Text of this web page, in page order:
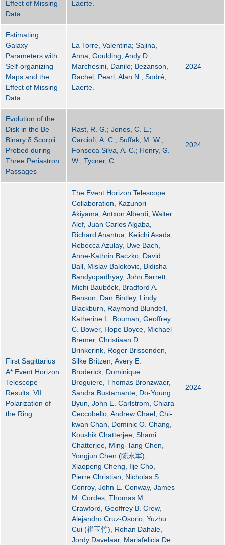
Effect of Missing
Data.
Laerte.
Estimating
Galaxy
Parameters with
Self-organizing
Maps and the
Effect of Missing
Data.
La Torre, Valentina; Sajina,
Anna; Goulding, Andy D.;
Marchesini, Danilo; Bezanson,
Rachel; Pearl, Alan N.; Sodré,
Laerte.
2024
Evolution of the
Disk in the Be
Binary δ Scorpii
Probed during
Three Periastron
Passages
Rast, R. G.; Jones, C. E.;
Carciofi, A. C.; Suffak, M. W.;
Fonseca Silva, A. C.; Henry, G.
W.; Tycner, C
2024
First Sagittarius
A* Event Horizon
Telescope
Results. VII.
Polarization of
the Ring
The Event Horizon Telescope
Collaboration, Kazunori
Akiyama, Antxon Alberdi, Walter
Alef, Juan Carlos Algaba,
Richard Anantua, Keiichi Asada,
Rebecca Azulay, Uwe Bach,
Anne-Kathrin Baczko, David
Ball, Mislav Balokovic, Bidisha
Bandyopadhyay, John Barrett,
Michi Bauböck, Bradford A.
Benson, Dan Bintley, Lindy
Blackburn, Raymond Blundell,
Katherine L. Bouman, Geoffrey
C. Bower, Hope Boyce, Michael
Bremer, Christiaan D.
Brinkerink, Roger Brissenden,
Silke Britzen, Avery E.
Broderick, Dominique
Broguiere, Thomas Bronzwaer,
Sandra Bustamante, Do-Young
Byun, John E. Carlstrom, Chiara
Ceccobello, Andrew Chael, Chi-
kwan Chan, Dominic O. Chang,
Koushik Chatterjee, Shami
Chatterjee, Ming-Tang Chen,
Yongjun Chen (陈永军),
Xiaopeng Cheng, Ilje Cho,
Pierre Christian, Nicholas S.
Conroy, John E. Conway, James
M. Cordes, Thomas M.
Crawford, Geoffrey B. Crew,
Alejandro Cruz-Osorio, Yuzhu
Cui (崔玉竹), Rohan Dahale,
Jordy Davelaar, Mariafelicia De
2024